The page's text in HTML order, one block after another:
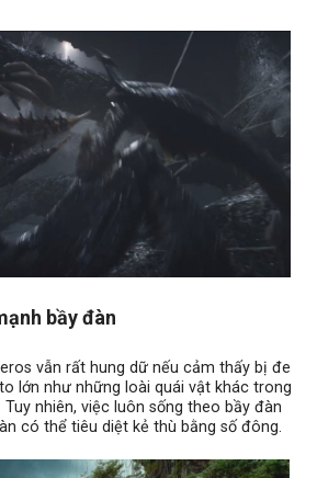
bầy đàn
vẫn rất hung dữ nếu cảm thấy bị đe
lớn như những loài quái vật khác trong
nhiên, việc luôn sống theo bầy đàn
có thể tiêu diệt kẻ thù bằng số đông.